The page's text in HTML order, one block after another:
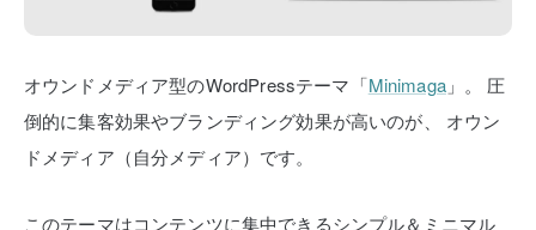
オウンドメディア型のWordPressテーマ「Minimaga」。
圧
倒的に集客効果やブランディング効果が高いのが、
オウン
ドメディア（自分メディア）です。
このテーマはコンテンツに集中できるシンプル＆ミニマル